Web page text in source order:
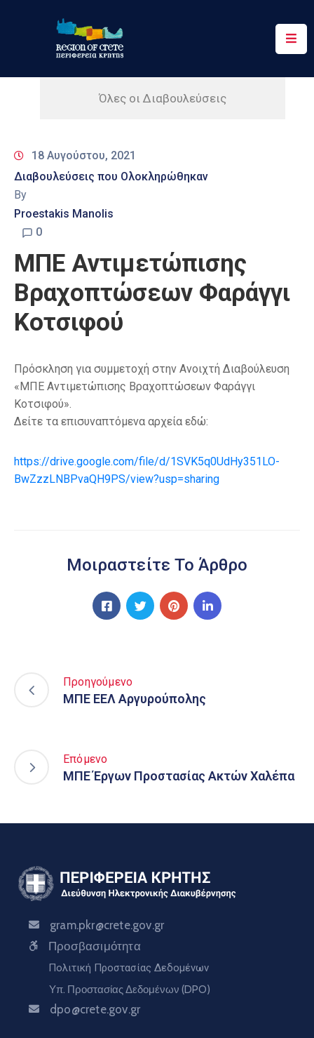
Περιφέρεια
Δράσεις
Ψηφιακές
Υπηρεσίες
Επικοινωνία
Όλες οι Διαβουλεύσεις
18 Αυγούστου, 2021
Διαβουλεύσεις που Ολοκληρώθηκαν
By
Proestakis Manolis
0
ΜΠΕ Αντιμετώπισης
Βραχοπτώσεων Φαράγγι
Κοτσιφού
Πρόσκληση για συμμετοχή στην Ανοιχτή Διαβούλευση
«ΜΠΕ Αντιμετώπισης Βραχοπτώσεων Φαράγγι
Κοτσιφού».
Δείτε τα επισυναπτόμενα αρχεία εδώ:
https://drive.google.com/file/d/1SVK5q0UdHy351LO-
BwZzzLNBPvaQH9PS/view?usp=sharing
Μοιραστείτε Το Άρθρο
Προηγούμενο
ΜΠΕ ΕΕΛ Αργυρούπολης
Επόμενο
ΜΠΕ Έργων Προστασίας Ακτών Χαλέπα
gram.pkr@crete.gov.gr
Προσβασιμότητα
Πολιτική Προστασίας Δεδομένων
Υπ. Προστασίας Δεδομένων (DPO)
dpo@crete.gov.gr